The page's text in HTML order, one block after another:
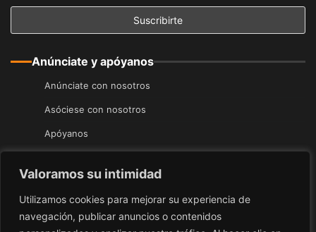
Valoramos su intimidad
Utilizamos cookies para mejorar su experiencia de
navegación, publicar anuncios o contenidos
Anúnciate y apóyanos
Anúnciate con nosotros
Asóciese con nosotros
Apóyanos
Únete a Nuestra Comunidad
Agrega Tu Evento